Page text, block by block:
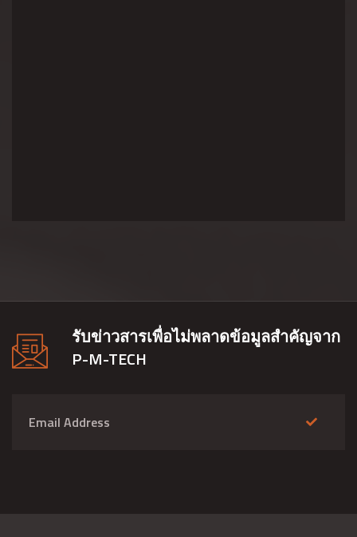
รับข่าวสารเพื่อไม่พลาดข้อมูลสำคัญจาก
P-M-TECH